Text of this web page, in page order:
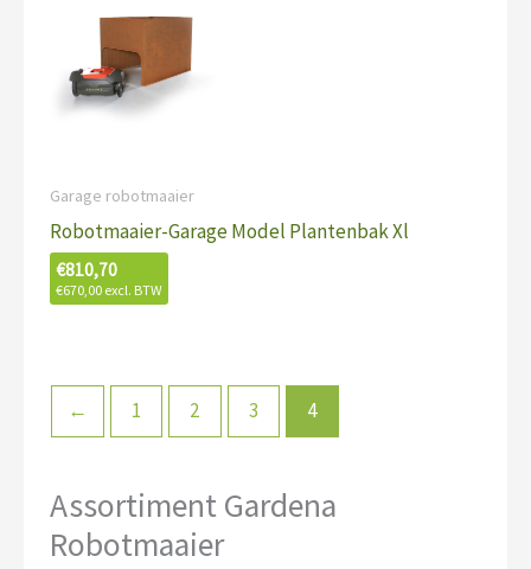
Garage robotmaaier
Robotmaaier-Garage Model Plantenbak Xl
€810,70
€670,00 excl. BTW
← 1 2 3 4
Assortiment Gardena
Robotmaaier